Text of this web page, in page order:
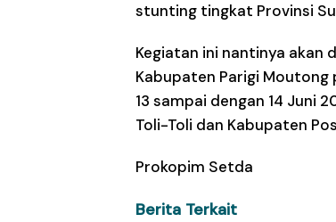
stunting tingkat Provinsi
Kegiatan ini nantinya akan
Kabupaten Parigi Moutong
13 sampai dengan 14 Juni
Toli-Toli dan Kabupaten
Prokopim Setda
Berita Terkait